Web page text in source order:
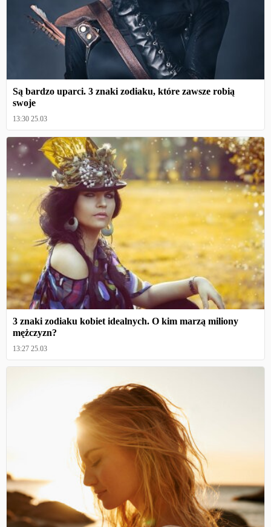
Są bardzo uparci. 3 znaki zodiaku, które zawsze robią
swoje
13:30 25.03
3 znaki zodiaku kobiet idealnych. O kim marzą miliony
mężczyzn?
13:27 25.03